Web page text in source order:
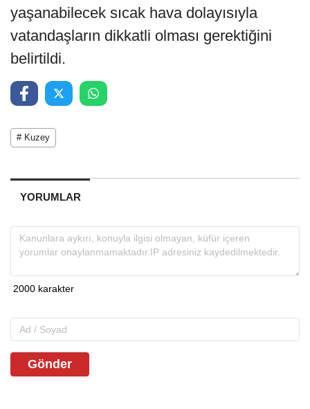
yaşanabilecek sıcak hava dolayısıyla
vatandaşların dikkatli olması gerektiğini
belirtildi.
# Kuzey
YORUMLAR
Gönder